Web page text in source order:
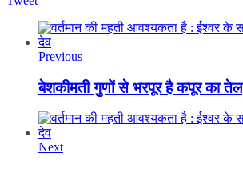
Previous
बेशकीमती गुणों से भरपूर है कपूर का तेल
Next